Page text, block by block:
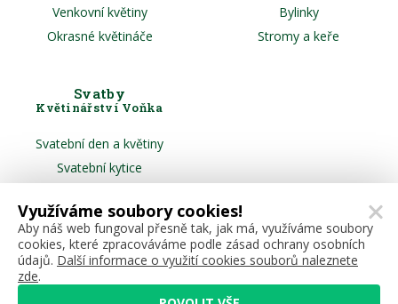
Venkovní květiny
Okrasné květináče
Bylinky
Stromy a keře
Svatby
Květinářství Voňka
Svatební den a květiny
Svatební kytice
Slavobrána a aranže
Využíváme soubory cookies!
Aby náš web fungoval přesně tak, jak má, využíváme soubory
cookies, které zpracováváme podle zásad ochrany osobních
údajů. Další informace o využití cookies souborů naleznete
zde.